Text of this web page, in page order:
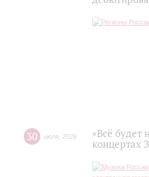
30 июля 2026
«Всё будет
концертах